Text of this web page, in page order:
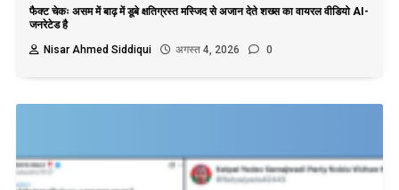
फैक्ट चेकः असम में बाढ़ में डूबे क्षतिग्रस्त मस्जिद से अजान देते शख्स का वायरल वीडियो AI-
जनरेटेड है
Nisar Ahmed Siddiqui
अगस्त 4, 2026 0